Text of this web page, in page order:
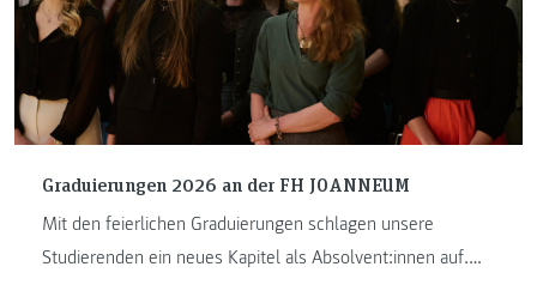
Graduierungen 2026 an der FH JOANNEUM
Mit den feierlichen Graduierungen schlagen unsere
Studierenden ein neues Kapitel als Absolvent:innen auf.